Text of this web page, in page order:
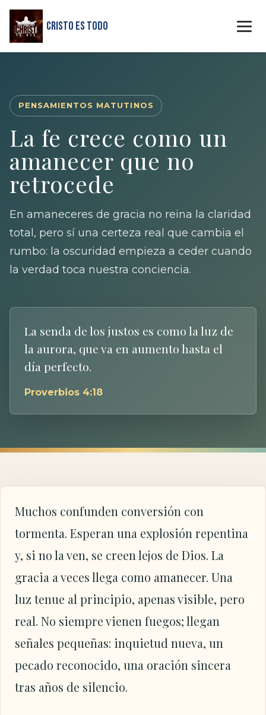
Cristo Es Todo
PENSAMIENTOS MATUTINOS
La fe crece como un
amanecer que no
retrocede
En amaneceres de gracia no reina la claridad
total, pero sí una certeza real que cambia el
rumbo: la oscuridad empieza a ceder cuando
la verdad toca nuestra conciencia.
La senda de los justos es como la luz de
la aurora, que va en aumento hasta el
día perfecto.
Proverbios 4:18
Muchos confunden conversión con
tormenta. Esperan una explosión repentina
y, si no la ven, se creen lejos de Dios. La
gracia a veces llega como amanecer. Una
luz tenue al principio, apenas visible, pero
real. No siempre vienen fuegos; llegan
señales pequeñas: inquietud nueva, un
pecado reconocido, una oración sincera
tras años de silencio.